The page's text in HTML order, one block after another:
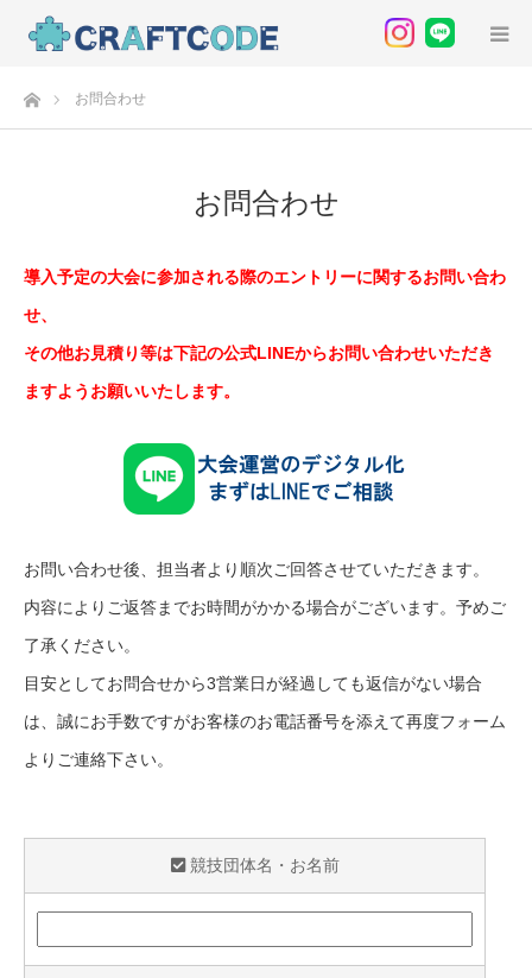
ホームお問合わせ
お問合わせ
導入予定の大会に参加される際のエントリーに関するお問い合わ
せ、
その他お見積り等は下記の公式LINEからお問い合わせいただき
ますようお願いいたします。
お問い合わせ後、担当者より順次ご回答させていただきます。
内容によりご返答までお時間がかかる場合がございます。予めご
了承ください。
目安としてお問合せから3営業日が経過しても返信がない場合
は、誠にお手数ですがお客様のお電話番号を添えて再度フォーム
よりご連絡下さい。
競技団体名・お名前